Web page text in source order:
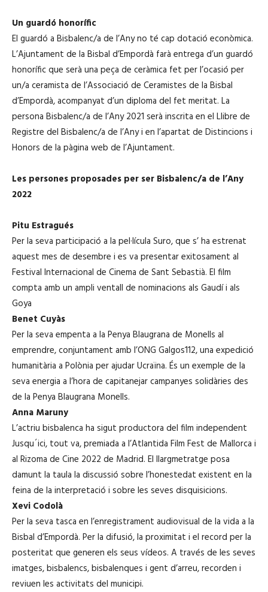
Un guardó honorífic
El guardó a Bisbalenc/a de l’Any no té cap dotació econòmica.
L’Ajuntament de la Bisbal d’Empordà farà entrega d’un guardó
honorífic que serà una peça de ceràmica fet per l’ocasió per
un/a ceramista de l’Associació de Ceramistes de la Bisbal
d’Empordà, acompanyat d’un diploma del fet meritat. La
persona Bisbalenc/a de l’Any 2021 serà inscrita en el Llibre de
Registre del Bisbalenc/a de l’Any i en l’apartat de Distincions i
Honors de la pàgina web de l’Ajuntament.
Les persones proposades per ser Bisbalenc/a de l’Any
2022
Pitu Estragués
Per la seva participació a la pel·lícula Suro, que s’ ha estrenat
aquest mes de desembre i es va presentar exitosament al
Festival Internacional de Cinema de Sant Sebastià. El film
compta amb un ampli ventall de nominacions als Gaudí i als
Goya
Benet Cuyàs
Per la seva empenta a la Penya Blaugrana de Monells al
emprendre, conjuntament amb l’ONG Galgos112, una expedició
humanitària a Polònia per ajudar Ucraïna. És un exemple de la
seva energia a l’hora de capitanejar campanyes solidàries des
de la Penya Blaugrana Monells.
Anna Maruny
L’actriu bisbalenca ha sigut productora del film independent
Jusqu´ici, tout va, premiada a l’Atlantida Film Fest de Mallorca i
al Rizoma de Cine 2022 de Madrid. El llargmetratge posa
damunt la taula la discussió sobre l’honestedat existent en la
feina de la interpretació i sobre les seves disquisicions.
Xevi Codolà
Per la seva tasca en l’enregistrament audiovisual de la vida a la
Bisbal d’Empordà. Per la difusió, la proximitat i el record per la
posteritat que generen els seus vídeos. A través de les seves
imatges, bisbalencs, bisbalenques i gent d’arreu, recorden i
reviuen les activitats del municipi.